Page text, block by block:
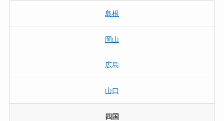
島根
岡山
広島
山口
四国